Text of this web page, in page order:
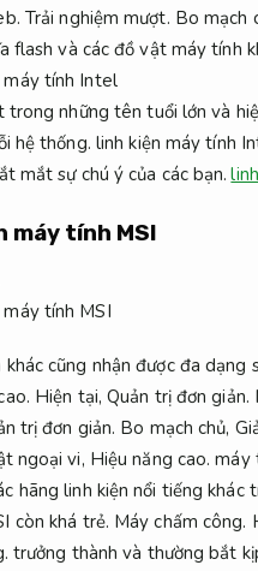
Trải nghiệm mượt. Bo mạch
flash và các đồ vật máy tính
trong những tên tuổi lớn và
hệ thống. linh kiện máy tính
mắt sự chú ý của các bạn.
máy tính MSI
cũng nhận được đa
Hiện tại,Quản trị đơn giản.
trị đơn giản. Bo mạch chủ,
ngoại vi, Hiệu năng cao. máy
hãng linh kiện nổi tiếng
còn khá trẻ. Máy chấm công.
trưởng thành và thường bắt